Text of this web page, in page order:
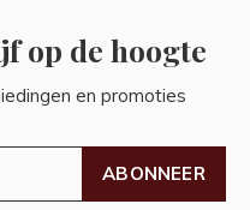
op de hoogte
en promoties
ABONNEER